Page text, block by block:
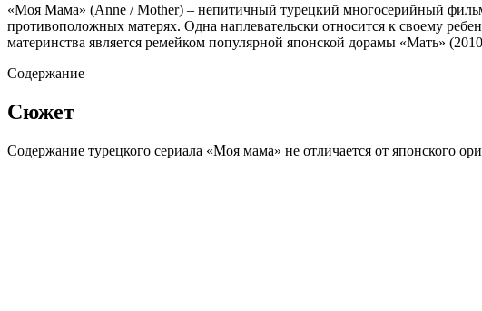
«Моя Мама» (Anne / Mother) – непитичный турецкий многосерийный
противоположных матерях. Одна наплевательски относится к своему
материнства является ремейком популярной японской дорамы «Мать»
Содержание
Сюжет
Содержание турецкого сериала «Моя мама» не отличается от японского